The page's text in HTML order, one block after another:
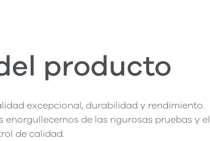
producto
excepcional, durabilidad y rendimiento.
enorgullecemos de las rigurosas pruebas y el
de calidad.